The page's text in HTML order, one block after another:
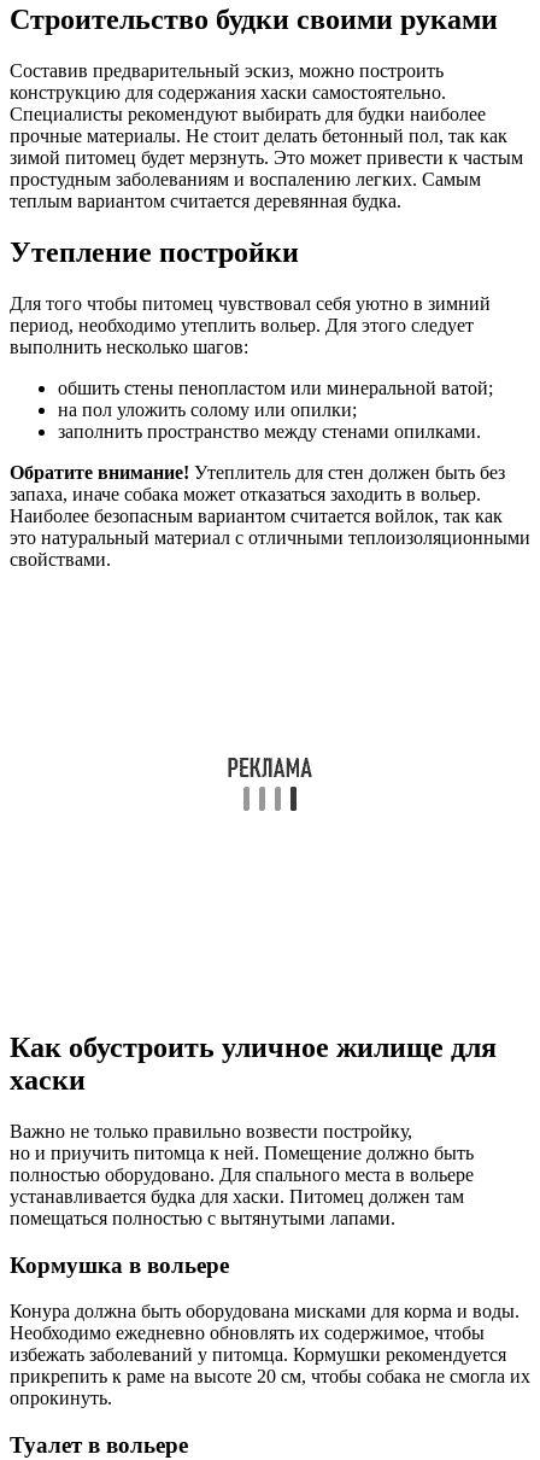
Строительство будки своими руками
Составив предварительный эскиз, можно построить
конструкцию для содержания хаски самостоятельно.
Специалисты рекомендуют выбирать для будки наиболее
прочные материалы. Не стоит делать бетонный пол, так как
зимой питомец будет мерзнуть. Это может привести к частым
простудным заболеваниям и воспалению легких. Самым
теплым вариантом считается деревянная будка.
Утепление постройки
Для того чтобы питомец чувствовал себя уютно в зимний
период, необходимо утеплить вольер. Для этого следует
выполнить несколько шагов:
обшить стены пенопластом или минеральной ватой;
на пол уложить солому или опилки;
заполнить пространство между стенами опилками.
Обратите внимание! Утеплитель для стен должен быть без
запаха, иначе собака может отказаться заходить в вольер.
Наиболее безопасным вариантом считается войлок, так как
это натуральный материал с отличными теплоизоляционными
свойствами.
Как обустроить уличное жилище для
хаски
Важно не только правильно возвести постройку,
но и приучить питомца к ней. Помещение должно быть
полностью оборудовано. Для спального места в вольере
устанавливается будка для хаски. Питомец должен там
помещаться полностью с вытянутыми лапами.
Кормушка в вольере
Конура должна быть оборудована мисками для корма и воды.
Необходимо ежедневно обновлять их содержимое, чтобы
избежать заболеваний у питомца. Кормушки рекомендуется
прикрепить к раме на высоте 20 см, чтобы собака не смогла их
опрокинуть.
Туалет в вольере